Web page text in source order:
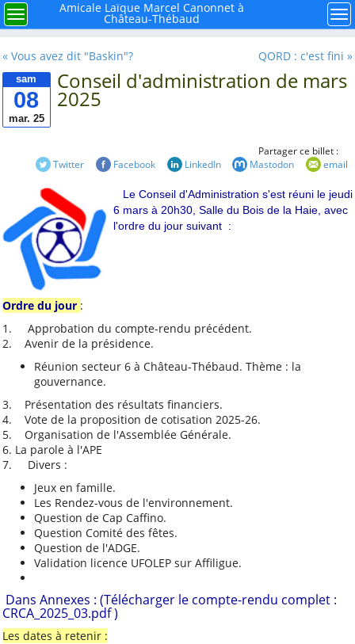
Menu
× Rechercher
mouvement la ligue de
l'enseignement FAL 44
Histoire de l'école
publique à Château-
Thébaud
Et si nous faisions le
point sur la Laïcité ?
Avec René, la carrière
de Caffino autrefois
Convention aide solidaire
La Maine. Aujourd'hui,
autrefois, demain
Mieux nous connaître
Notre projet associatif
2025-2028
Notre projet sportif 2025-
2028
Aide pour les voyages
scolaires
Prêt et location de
matériel
Menu
Amicale Laïque Marcel Canonnet à
Château-Thébaud
« Vous avez dit "Baskin"? QORD : c'est fini »
sam
08
mar. 25
Conseil d'administration de mars
2025
Partager ce billet :
Twitter
Facebook LinkedIn Mastodon email
Le Conseil d'Administration s'est réuni le jeudi
6 mars à 20h30, Salle du Bois de la Haie, avec
l'ordre du jour suivant :
Ordre du jour :
1. Approbation du compte-rendu précédent.
2. Avenir de la présidence.
Réunion secteur 6 à Château-Thébaud. Thème : la
gouvernance.
3. Présentation des résultats financiers.
4. Vote de la proposition de cotisation 2025-26.
5. Organisation de l'Assemblée Générale.
6. La parole à l'APE
7. Divers :
Jeux en famille.
Les Rendez-vous de l'environnement.
Question de Cap Caffino.
Question Comité des fêtes.
Question de l'ADGE.
Validation licence UFOLEP sur Affiligue.
Dans Annexes : (Télécharger le compte-rendu complet :
CRCA_2025_03.pdf )
Les dates à retenir :